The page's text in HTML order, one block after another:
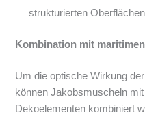
strukturierten
Kombination mit
Um die optische Wirkung
können Jakobsmuscheln
Dekoelementen kombiniert